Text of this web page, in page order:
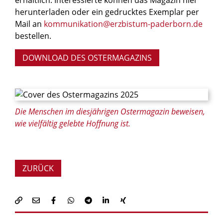
Die Menschen im diesjährigen Ostermagazin beweisen,
wie vielfältig gelebte Hoffnung ist.
herunterladen oder ein gedrucktes Exemplar per
Mail an kommunikation@erzbistum-paderborn.de
bestellen.
DOWNLOAD DES OSTERMAGAZINS
ZURÜCK